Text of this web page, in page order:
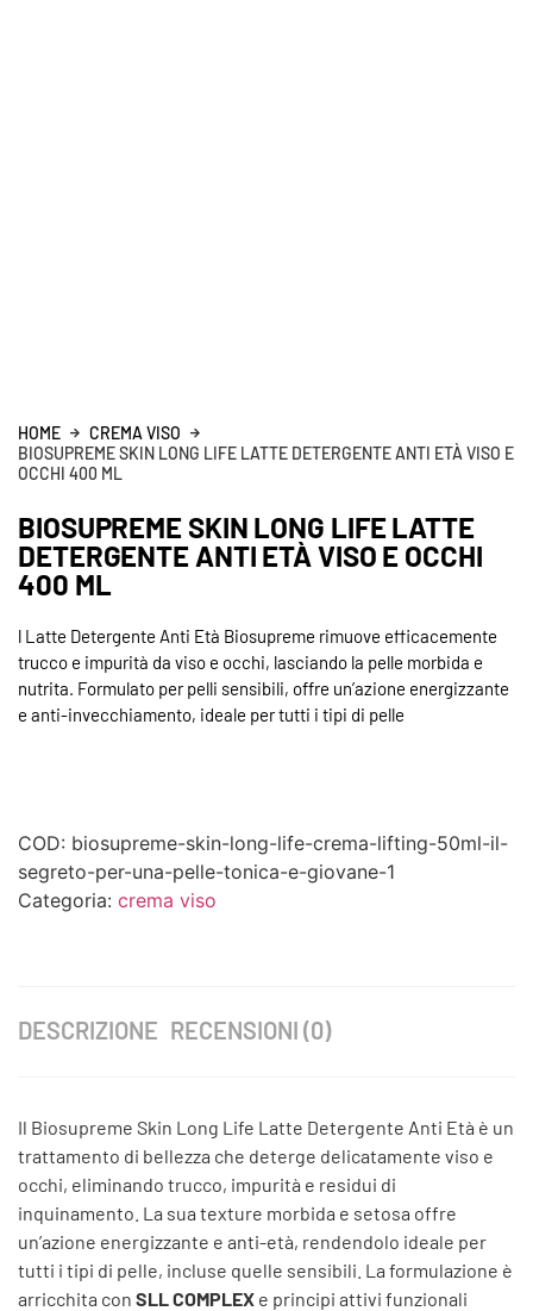
HOME
CREMA VISO
BIOSUPREME SKIN LONG LIFE LATTE DETERGENTE ANTI ETÀ VISO E
OCCHI 400 ML
BIOSUPREME SKIN LONG LIFE LATTE
DETERGENTE ANTI ETÀ VISO E OCCHI
400 ML
l Latte Detergente Anti Età Biosupreme rimuove efficacemente
trucco e impurità da viso e occhi, lasciando la pelle morbida e
nutrita. Formulato per pelli sensibili, offre un’azione energizzante
e anti-invecchiamento, ideale per tutti i tipi di pelle
COD: biosupreme-skin-long-life-crema-lifting-50ml-il-
segreto-per-una-pelle-tonica-e-giovane-1
Categoria: crema viso
DESCRIZIONE RECENSIONI (0)
Il Biosupreme Skin Long Life Latte Detergente Anti Età è un
trattamento di bellezza che deterge delicatamente viso e
occhi, eliminando trucco, impurità e residui di
inquinamento. La sua texture morbida e setosa offre
un’azione energizzante e anti-età, rendendolo ideale per
tutti i tipi di pelle, incluse quelle sensibili. La formulazione è
arricchita con SLL COMPLEX e principi attivi funzionali